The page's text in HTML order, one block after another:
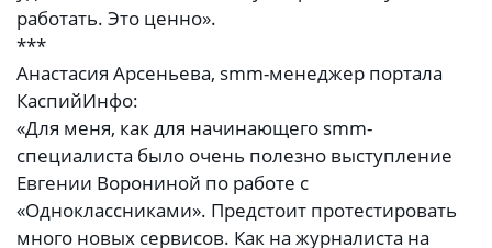
работать. Это ценно».
***
Анастасия Арсеньева, smm-менеджер портала
КаспийИнфо:
«Для меня, как для начинающего smm-
специалиста было очень полезно выступление
Евгении Ворониной по работе с
«Одноклассниками». Предстоит протестировать
много новых сервисов. Как на журналиста на